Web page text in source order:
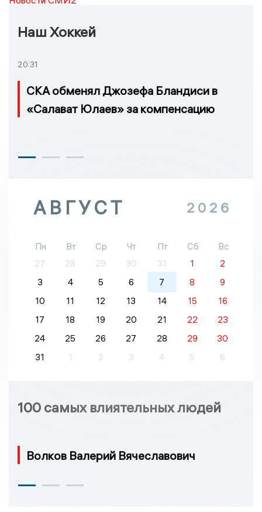
Наш Хоккей
20:31
СКА обменял Джозефа Бландиси в
«Салават Юлаев» за компенсацию
АВГУСТ 2026
Пн Вт Ср Чт Пт Сб
Вс
27
28 29 30 31 1
2
3
4 5 6 7 8
9
10
11 12 13 14 15
16
17
18 19 20 21 22
23
24
25 26 27 28 29
30
31
1 2 3 4 5 6
100 самых влиятельных людей
Волков Валерий Вячеславович